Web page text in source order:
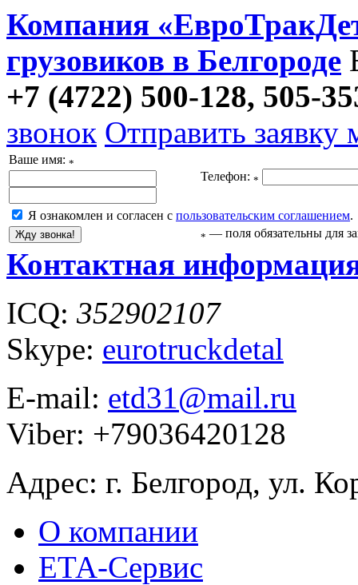
Компания
грузовиков в Белгороде
+7 (4722) 500-128, 505-
звонок Отправить заявку
Ваше имя: *
Телефон: *
Я ознакомлен и согласен с пользовательским соглашением.
* — поля обязательны для
Контактная
ICQ: 352902107
Skype: eurotruckdetal
E-mail: etd31@mail.ru
Viber: +79036420128
Адрес: г. Белгород, ул.
О компании
ЕТА-Сервис